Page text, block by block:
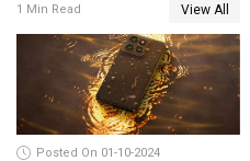
ഐഎസ്എസിലെത്തി
1 Min Read View All
Posted On 01-10-2024